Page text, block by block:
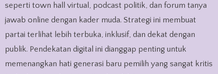
seperti town hall virtual, podcast politik, dan forum tanya
jawab online dengan kader muda. Strategi ini membuat
partai terlihat lebih terbuka, inklusif, dan dekat dengan
publik. Pendekatan digital ini dianggap penting untuk
memenangkan hati generasi baru pemilih yang sangat kritis